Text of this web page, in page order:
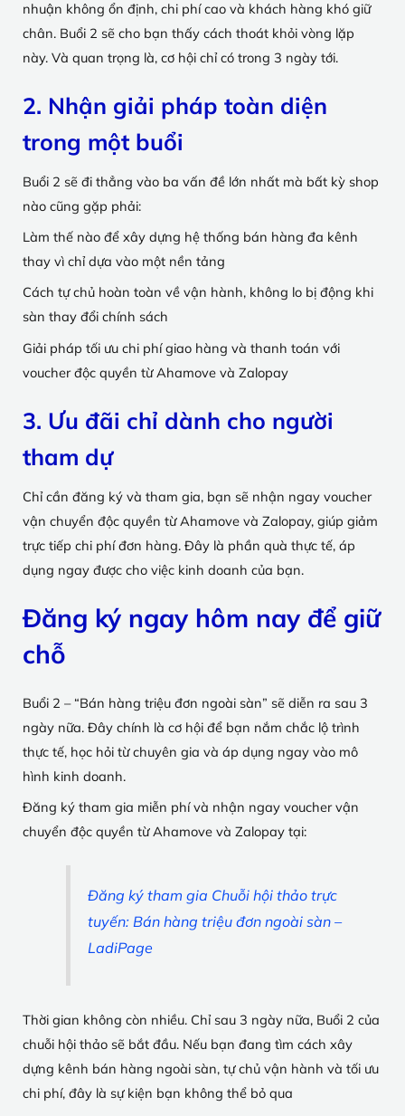
nhuận không ổn định, chi phí cao và khách hàng khó giữ
chân. Buổi 2 sẽ cho bạn thấy cách thoát khỏi vòng lặp
này. Và quan trọng là, cơ hội chỉ có trong 3 ngày tới.
2. Nhận giải pháp toàn diện
trong một buổi
Buổi 2 sẽ đi thẳng vào ba vấn đề lớn nhất mà bất kỳ shop
nào cũng gặp phải:
Làm thế nào để xây dựng hệ thống bán hàng đa kênh
thay vì chỉ dựa vào một nền tảng
Cách tự chủ hoàn toàn về vận hành, không lo bị động khi
sàn thay đổi chính sách
Giải pháp tối ưu chi phí giao hàng và thanh toán với
voucher độc quyền từ Ahamove và Zalopay
3. Ưu đãi chỉ dành cho người
tham dự
Chỉ cần đăng ký và tham gia, bạn sẽ nhận ngay voucher
vận chuyển độc quyền từ Ahamove và Zalopay, giúp giảm
trực tiếp chi phí đơn hàng. Đây là phần quà thực tế, áp
dụng ngay được cho việc kinh doanh của bạn.
Đăng ký ngay hôm nay để giữ
chỗ
Buổi 2 – “Bán hàng triệu đơn ngoài sàn” sẽ diễn ra sau 3
ngày nữa. Đây chính là cơ hội để bạn nắm chắc lộ trình
thực tế, học hỏi từ chuyên gia và áp dụng ngay vào mô
hình kinh doanh.
Đăng ký tham gia miễn phí và nhận ngay voucher vận
chuyển độc quyền từ Ahamove và Zalopay tại:
Đăng ký tham gia Chuỗi hội thảo trực
tuyến: Bán hàng triệu đơn ngoài sàn –
LadiPage
Thời gian không còn nhiều. Chỉ sau 3 ngày nữa, Buổi 2 của
chuỗi hội thảo sẽ bắt đầu. Nếu bạn đang tìm cách xây
dựng kênh bán hàng ngoài sàn, tự chủ vận hành và tối ưu
chi phí, đây là sự kiện bạn không thể bỏ qua